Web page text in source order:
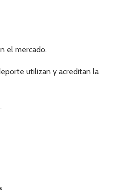
el mercado.
utilizan y acreditan la
.